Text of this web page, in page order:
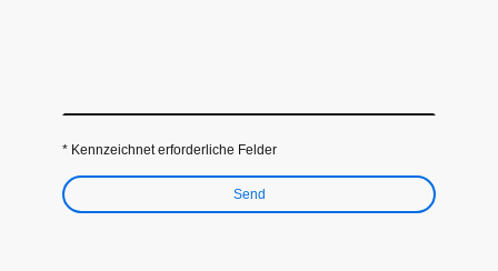
* Kennzeichnet erforderliche Felder
Send